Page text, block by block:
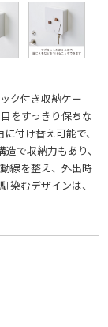
ク付き収納ケー
をすっきり保ちな
付け替え可能で、
で収納力もあり、
線を整え、外出時
染むデザインは、